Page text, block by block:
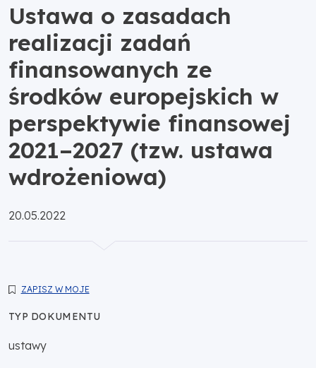
Ustawa o zasadach
realizacji zadań
finansowanych ze
środków europejskich w
perspektywie finansowej
2021–2027 (tzw. ustawa
wdrożeniowa)
Opublikowano:
20.05.2022
ZAPISZ W MOJE
TYP DOKUMENTU
ustawy